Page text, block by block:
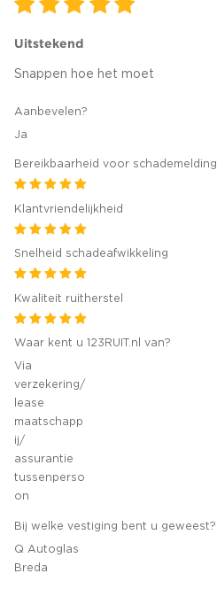
Uitstekend
Snappen hoe het moet
Aanbevelen?
Ja
Bereikbaarheid voor schademelding
Klantvriendelijkheid
Snelheid schadeafwikkeling
Kwaliteit ruitherstel
Waar kent u 123RUIT.nl van?
Via
verzekering/
lease
maatschapp
ij/
assurantie
tussenperso
on
Bij welke vestiging bent u geweest?
Q Autoglas
Breda